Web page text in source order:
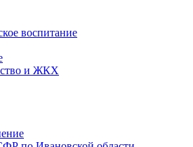
воспитание
и ЖКХ